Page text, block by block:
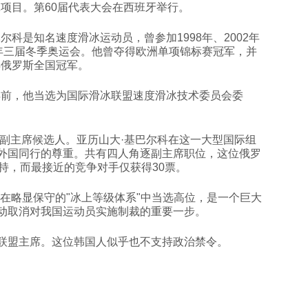
目。第60届代表大会在西班牙举行。
科是知名速度滑冰运动员，曾参加1998年、2002年
三届冬季奥运会。他曾夺得欧洲单项锦标赛冠军，并
罗斯全国冠军。
前，他当选为国际滑冰联盟速度滑冰技术委员会委
主席候选人。亚历山大·基巴尔科在这一大型国际组
国同行的尊重。共有四人角逐副主席职位，这位俄罗
，而最接近的竞争对手仅获得30票。
略显保守的"冰上等级体系"中当选高位，是一个巨大
取消对我国运动员实施制裁的重要一步。
盟主席。这位韩国人似乎也不支持政治禁令。